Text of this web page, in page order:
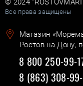
© 2024
Все права защищены
Магазин
Ростов-на-Дону,
8 800 250-99-
8 (863) 308-